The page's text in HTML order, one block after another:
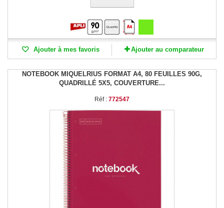
Ajouter à mes favoris Ajouter au comparateur
NOTEBOOK MIQUELRIUS FORMAT A4, 80 FEUILLES 90G,
QUADRILLÉ 5X5, COUVERTURE...
Réf : 772547